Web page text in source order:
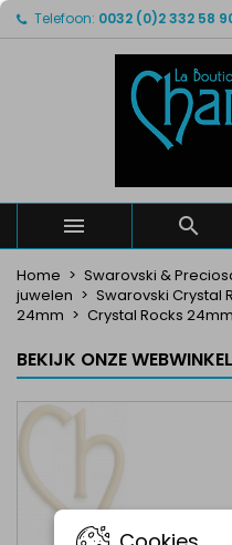
Telefoon: 0032 (0)2 332 58
 
Home
Swarovski &
juwelen
Swarovski Crystal
24mm
Crystal Rocks
BEKIJK ONZE
Mijn
Maak een lijst
Maak een
Verlanglijst naam
Annuleren
Inloggen
U moet ingelogd zijn